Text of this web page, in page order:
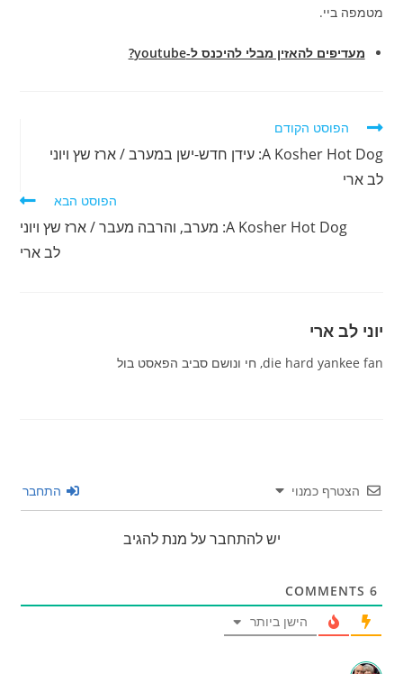
מטמפה ביי.
מעדיפים להאזין מבלי להיכנס ל-youtube?
לקרוא
נוספים
הפוסט הקודם
A Kosher Hot Dog: עידן חדש-ישן במערב / ארז שץ ויוני
לב ארי
הפוסט הבא
A Kosher Hot Dog: מערב, והרבה מעבר / ארז שץ ויוני
לב ארי
יוני לב ארי
die hard yankee fan, חי ונושם סביב הפאסט בול
הצטרף כמנוי התחבר
יש להתחבר על מנת להגיב
6
הישן ביותר